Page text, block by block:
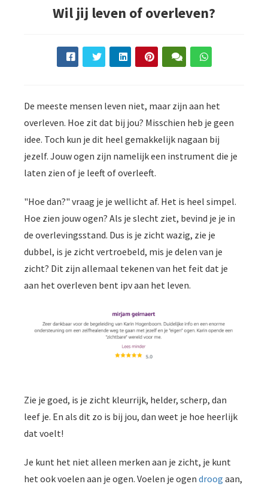
Wil jij leven of overleven?
De meeste mensen leven niet, maar zijn aan het
overleven. Hoe zit dat bij jou? Misschien heb je geen
idee. Toch kun je dit heel gemakkelijk nagaan bij
jezelf. Jouw ogen zijn namelijk een instrument die je
laten zien of je leeft of overleeft.
"Hoe dan?" vraag je je wellicht af. Het is heel simpel.
Hoe zien jouw ogen? Als je slecht ziet, bevind je je in
de overlevingsstand. Dus is je zicht wazig, zie je
dubbel, is je zicht vertroebeld, mis je delen van je
zicht? Dit zijn allemaal tekenen van het feit dat je
aan het overleven bent ipv aan het leven.
Zie je goed, is je zicht kleurrijk, helder, scherp, dan
leef je. En als dit zo is bij jou, dan weet je hoe heerlijk
dat voelt!
Je kunt het niet alleen merken aan je zicht, je kunt
het ook voelen aan je ogen. Voelen je ogen droog aan,